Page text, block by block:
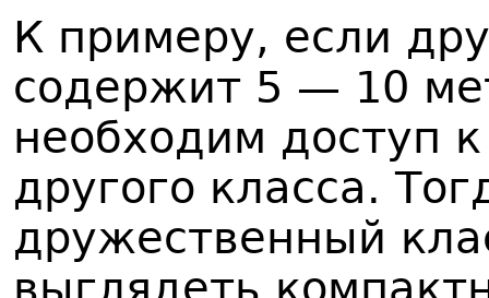
К примеру, если
содержит 5 — 10
необходим доступ
другого класса.
дружественный